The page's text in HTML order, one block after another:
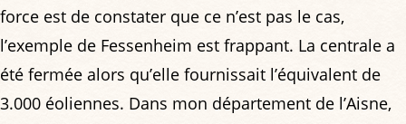
force est de constater que ce n’est pas le cas,
l’exemple de Fessenheim est frappant. La centrale a
été fermée alors qu’elle fournissait l’équivalent de
3.000 éoliennes. Dans mon département de l’Aisne,